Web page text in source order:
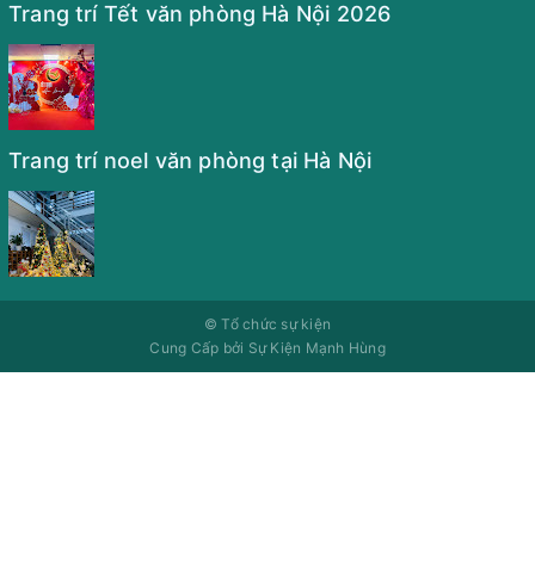
Trang trí Tết văn phòng Hà Nội 2026
Trang trí noel văn phòng tại Hà Nội
©Tổ chức sự kiện
Cung Cấp bởi Sự Kiện Mạnh Hùng